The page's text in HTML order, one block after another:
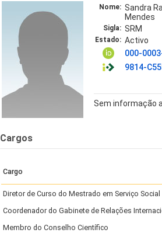
Nome: Sandra
Mendes
Sigla: SRM
Estado: Activo
000-
9814-
Sem informação
Cargos
Cargo
Diretor de Curso do Mestrado em Serviço Social
Coordenador do Gabinete de Relações
Membro do Conselho Científico